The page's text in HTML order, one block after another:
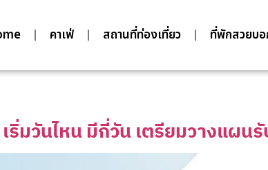
คาเฟ่ สถานที่ท่องเที่ยว ที่พักสวยบ
มวันไหน มีกี่วัน เตรียมวางแผน